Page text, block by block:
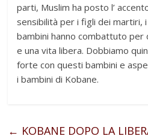
parti, Muslim ha posto l’
sensibilità per i figli dei martiri,
bambini hanno combattuto per
e una vita libera. Dobbiamo
forte con questi bambini e
i bambini di Kobane.
← KOBANE DOPO LA